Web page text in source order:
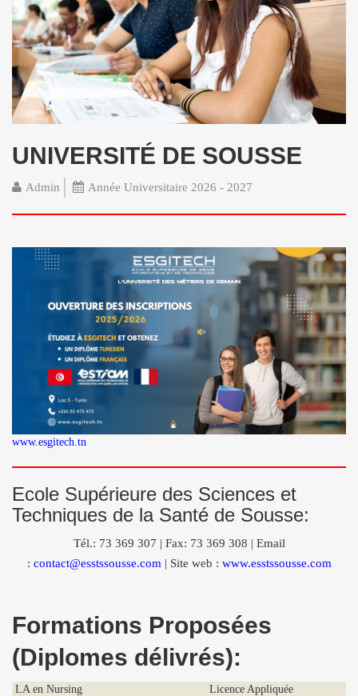
UNIVERSITÉ DE SOUSSE
Admin Année Universitaire 2026 - 2027
www.esgitech.tn
Ecole Supérieure des Sciences et
Techniques de la Santé de Sousse:
Tél.: 73 369 307 | Fax: 73 369 308 | Email
: contact@esstssousse.com | Site web : www.esstssousse.com
Formations Proposées
(Diplomes délivrés):
LA en Nursing
Licence Appliquée